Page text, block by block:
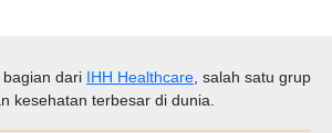
dari IHH Healthcare , salah satu grup
kesehatan terbesar di dunia.